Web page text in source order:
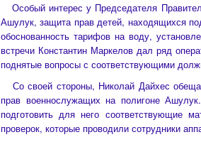
Особый интерес у Председателя
Ашулук, защита прав детей, находящихся
обоснованность тарифов на воду,
встречи Константин Маркелов дал ряд
поднятые вопросы с соответствующими
Со своей стороны, Николай Дайхес
прав военнослужащих на полигоне
подготовить для него соответствующие
проверок, которые проводили сотрудники